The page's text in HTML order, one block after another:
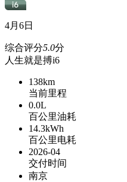
4月6日
综合评分5.0分
人生就是搏i6
138km
当前里程
0.0L
百公里油耗
14.3kWh
百公里电耗
2026-04
交付时间
南京